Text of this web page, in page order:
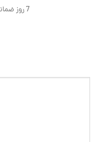
7 روز ضمانت بازگشت وجه بدون کسری وجه